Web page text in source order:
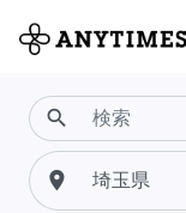
search
place